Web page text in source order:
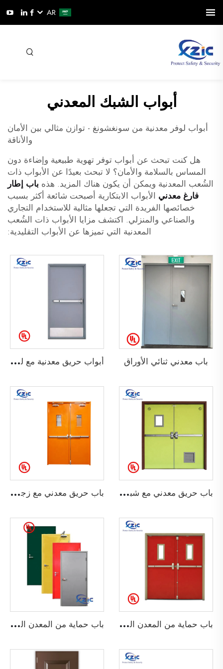
AR
أبواب الشبك المعدني
أبواب لوفر معدنية من سونغشونغ - توازن مثالي بين الأمان
والأناقة
هل كنت تبحث عن أبواب توفر تهوية طبيعية وإضاءة دون
المساس بالسلامة والأمان؟ لا تبحث بعيدًا عن الأبواب ذات
الشُعب المعدنية ويمكن أن يكون هناك المزيد. هذه باب إطار
فارغ معدني الأبواب الابتكارية أصبحت شائعة أكثر بسبب
خصائصها الفريدة التي تجعلها مثالية للاستخدام التجاري
والصناعي والمنزلي. اكتشف مزايا الأبواب ذات الشُعب
المعدنية التي تميزها عن الأبواب التقليدية:
باب معدني ثنائي الأوراق أ
بواب حريق معدنية مع لوحة قدم
ب
اب حريق معدني مع شبك تهوية ب
اب حريق معدني مع زجاج خفيف
ب
اب حماية من المعدن المزدوج ب
اب حماية من المعدن المستوي